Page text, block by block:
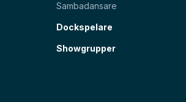
Sambadansare
Dockspelare
Showgrupper